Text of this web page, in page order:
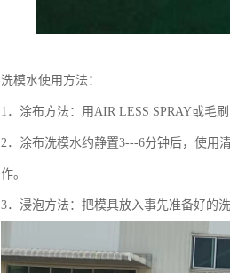
洗模水使用方法：
1．涂布方法：用AIR LESS SPRAY或毛刷
2．涂布洗模水约静置3---6分钟后，使用
作。
3．浸泡方法：把模具放入事先准备好的